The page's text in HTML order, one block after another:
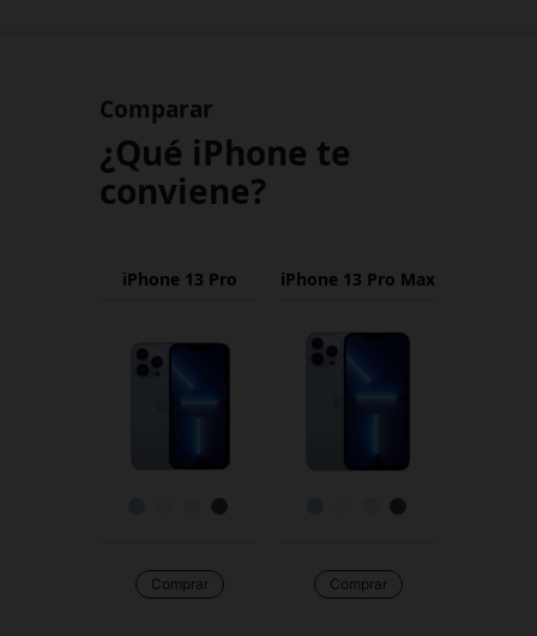
Comparar
¿Qué iPhone te
conviene?
Nombre
producto
iPhone 13 Pro iPhone 13 Pro Max
Imágenes
ComprarComprar Comprar